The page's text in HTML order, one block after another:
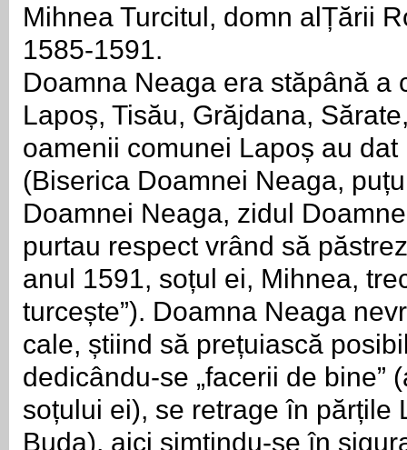
Mihnea Turcitul, domn alȚării
1585-1591.
Doamna Neaga era stăpână a
Lapoș, Tisău, Grăjdana,
oamenii comunei Lapoș au
(Biserica Doamnei Neaga,
Doamnei Neaga, zidul
purtau respect vrând să
anul 1591, soțul ei, Mihnea,
turcește”). Doamna Neaga
cale, știind să prețuiască
dedicându-se „facerii de bine”
soțului ei), se retrage în părțile
Buda), aici simțindu-se în